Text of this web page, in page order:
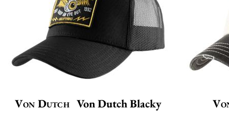
Von Dutch Von Dutch Blacky